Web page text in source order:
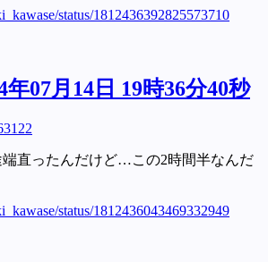
status/1812436392825573710
07月14日 19時36分40秒
直ったんだけど…この2時間半なんだ
status/1812436043469332949